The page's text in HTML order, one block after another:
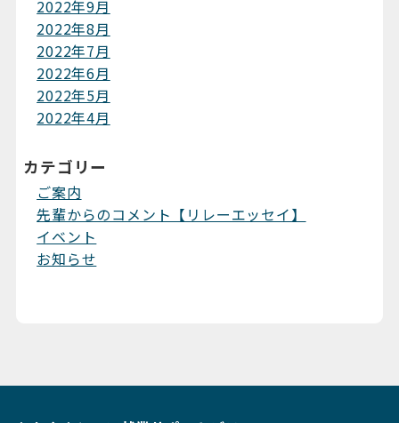
2022年9月
2022年8月
2022年7月
2022年6月
2022年5月
2022年4月
カテゴリー
ご案内
先輩からのコメント【リレーエッセイ】
イベント
お知らせ